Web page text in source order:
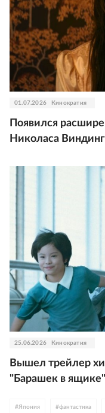
01.07.2026 Кинократия
Появился
Николаса
25.06.2026 Кинократия
Вышел трейлер
"Барашек в ящике"
#Япония #фантастика